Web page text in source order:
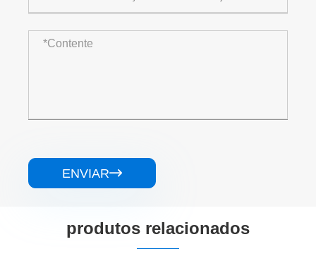
ENVIAR
produtos relacionados